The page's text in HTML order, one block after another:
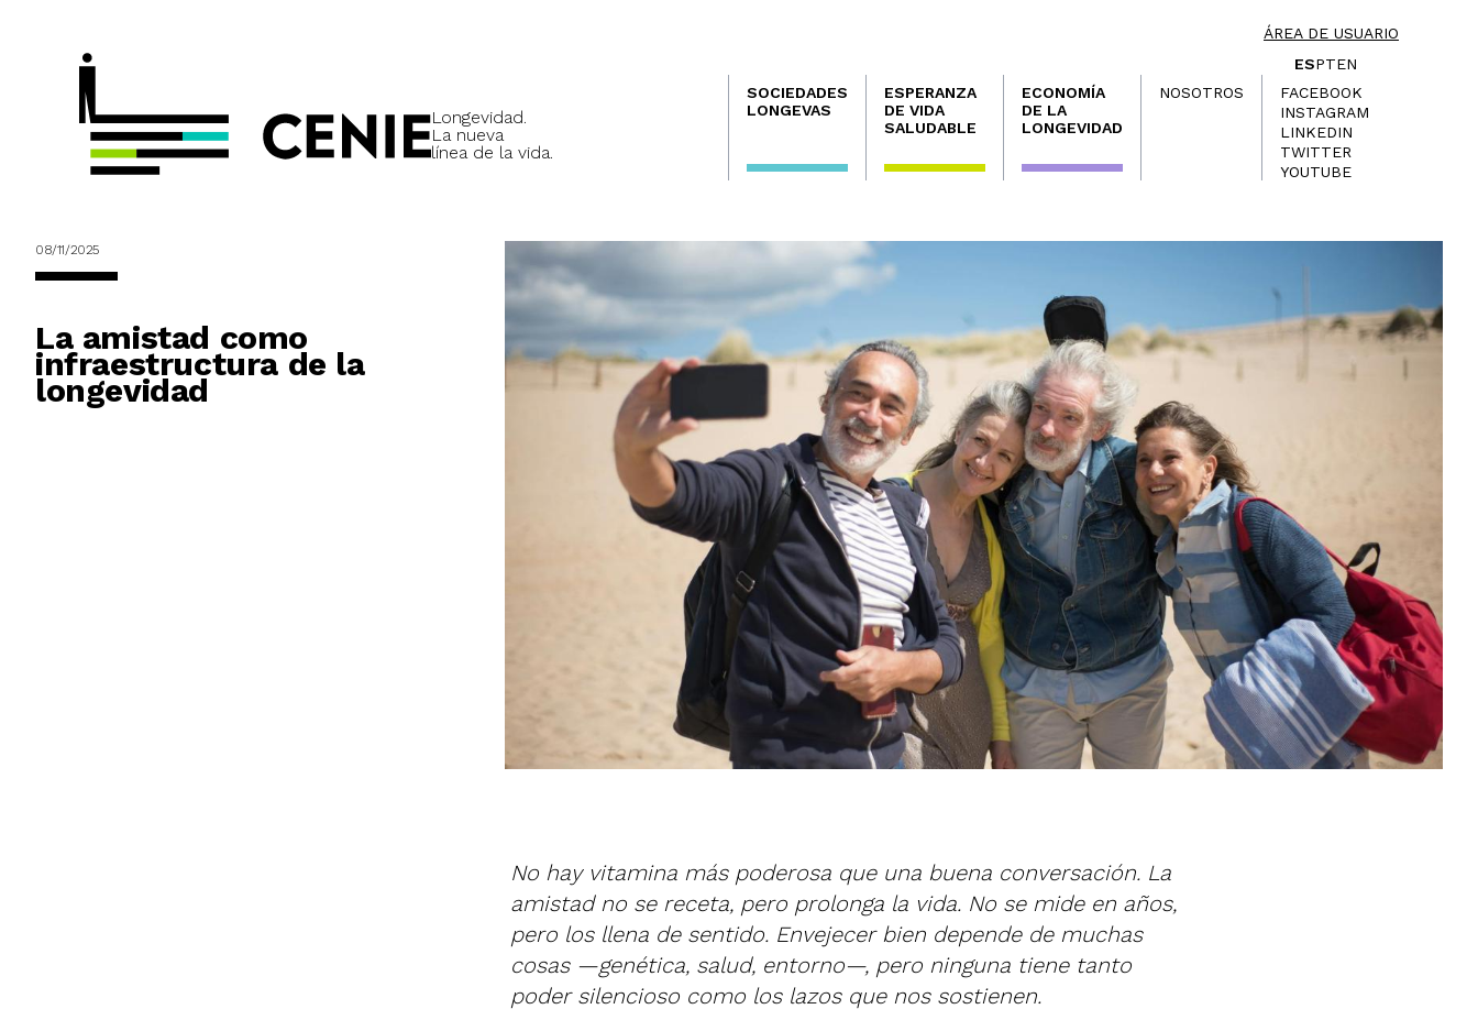
ÁREA DE USUARIO
Longevidad.
La nueva
línea de la vida.
ESPTEN
Navegación
principal
SOCIEDADES
LONGEVAS
ESPERANZA
DE VIDA
SALUDABLE
ECONOMÍA
DE LA
LONGEVIDAD
NOSOTROS
FACEBOOK
INSTAGRAM
LINKEDIN
TWITTER
YOUTUBE
08/11/2025
La amistad como
infraestructura de la
longevidad
No hay vitamina más poderosa que una buena conversación. La
amistad no se receta, pero prolonga la vida. No se mide en años,
pero los llena de sentido. Envejecer bien depende de muchas
cosas —genética, salud, entorno—, pero ninguna tiene tanto
poder silencioso como los lazos que nos sostienen.